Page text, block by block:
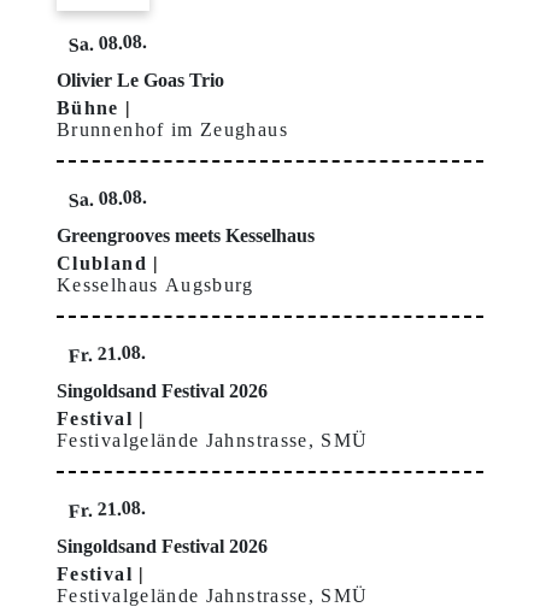
Sa. 08.08.
Olivier Le Goas Trio
Bühne
Brunnenhof im Zeughaus
Sa. 08.08.
Greengrooves meets Kesselhaus
Clubland
Kesselhaus Augsburg
Fr. 21.08.
Singoldsand Festival 2026
Festival
Festivalgelände Jahnstrasse, SMÜ
Fr. 21.08.
Singoldsand Festival 2026
Festival
Festivalgelände Jahnstrasse, SMÜ